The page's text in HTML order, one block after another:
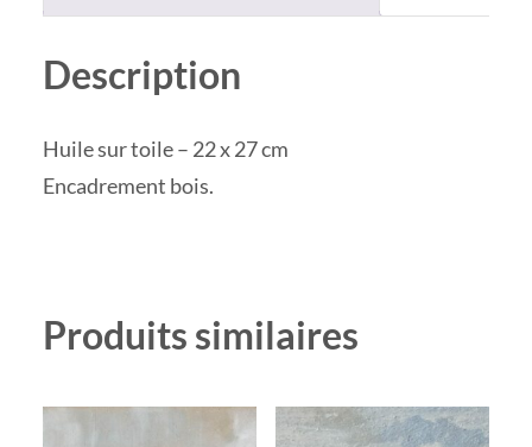
Description
Huile sur toile – 22 x 27 cm
Encadrement bois.
Produits similaires